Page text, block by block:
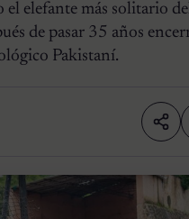
el elefante más solitario
de pasar 35 años
Pakistaní.